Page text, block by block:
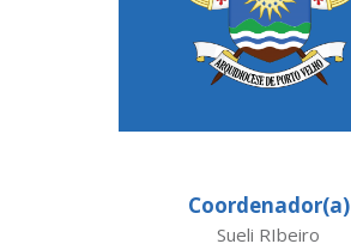
Coordenador(a)
Sueli RIbeiro